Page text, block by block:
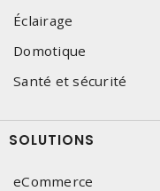
Éclairage
Domotique
Santé et sécurité
SOLUTIONS
eCommerce